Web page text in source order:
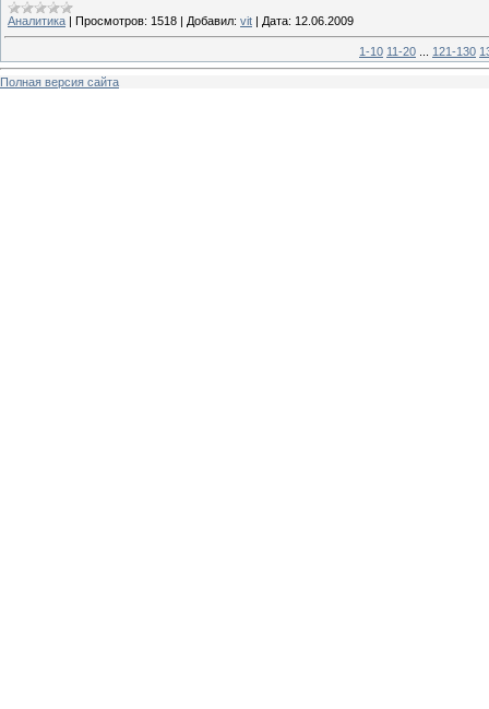
Аналитика | Просмотров: 1518 | Добавил: vit | Дата: 12.06.2009
1-10 11-20 121-130
Полная версия сайта